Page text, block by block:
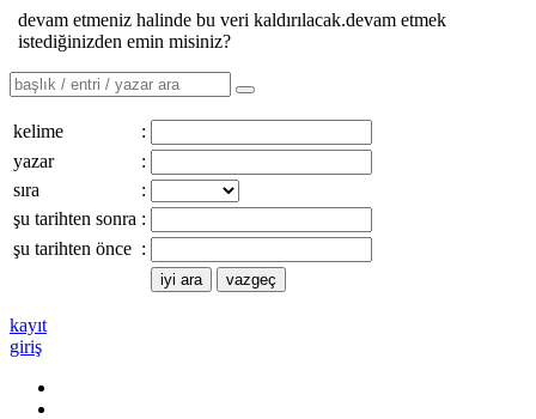
devam etmeniz halinde bu veri kaldırılacak.devam etmek
istediğinizden emin misiniz?
kelime
:
yazar
:
sıra
:
şu tarihten sonra :
şu tarihten önce :
kayıt
giriş